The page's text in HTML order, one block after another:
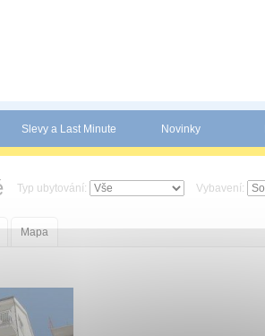
Slevy a Last Minute Novinky
Typ ubytování: Vybavení:
Mapa